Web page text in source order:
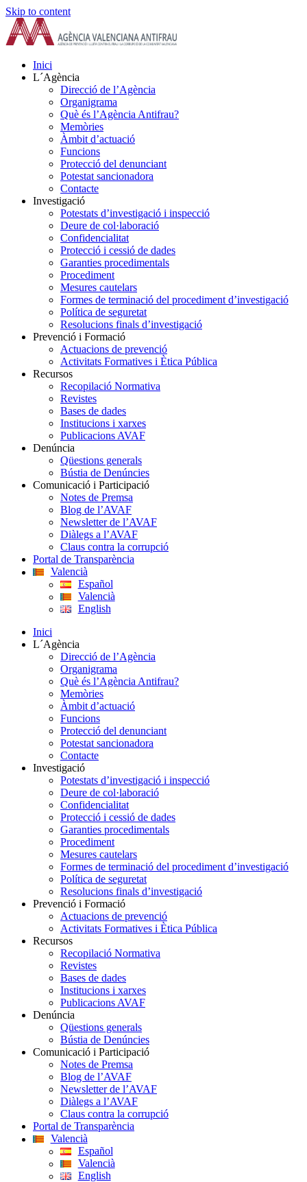
Skip to content
Inici
L´Agència
Direcció de l’Agència
Organigrama
Què és l’Agència Antifrau?
Memòries
Àmbit d’actuació
Funcions
Protecció del denunciant
Potestat sancionadora
Contacte
Investigació
Potestats d’investigació i inspecció
Deure de col·laboració
Confidencialitat
Protecció i cessió de dades
Garanties procedimentals
Procediment
Mesures cautelars
Formes de terminació del procediment d’investigació
Política de seguretat
Resolucions finals d’investigació
Prevenció i Formació
Actuacions de prevenció
Activitats Formatives i Ètica Pública
Recursos
Recopilació Normativa
Revistes
Bases de dades
Institucions i xarxes
Publicacions AVAF
Denúncia
Qüestions generals
Bústia de Denúncies
Comunicació i Participació
Notes de Premsa
Blog de l’AVAF
Newsletter de l’AVAF
Diàlegs a l’AVAF
Claus contra la corrupció
Portal de Transparència
Valencià
Español
Valencià
English
Inici
L´Agència
Direcció de l’Agència
Organigrama
Què és l’Agència Antifrau?
Memòries
Àmbit d’actuació
Funcions
Protecció del denunciant
Potestat sancionadora
Contacte
Investigació
Potestats d’investigació i inspecció
Deure de col·laboració
Confidencialitat
Protecció i cessió de dades
Garanties procedimentals
Procediment
Mesures cautelars
Formes de terminació del procediment d’investigació
Política de seguretat
Resolucions finals d’investigació
Prevenció i Formació
Actuacions de prevenció
Activitats Formatives i Ètica Pública
Recursos
Recopilació Normativa
Revistes
Bases de dades
Institucions i xarxes
Publicacions AVAF
Denúncia
Qüestions generals
Bústia de Denúncies
Comunicació i Participació
Notes de Premsa
Blog de l’AVAF
Newsletter de l’AVAF
Diàlegs a l’AVAF
Claus contra la corrupció
Portal de Transparència
Valencià
Español
Valencià
English